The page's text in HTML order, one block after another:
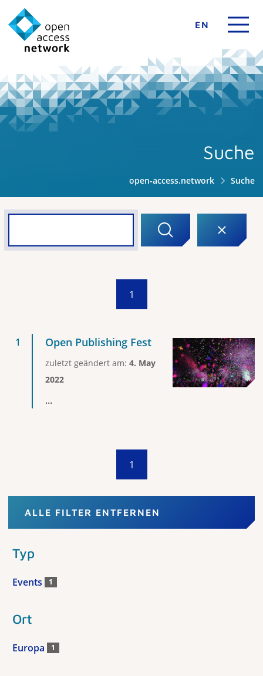
EN
Suche
open-access.network Suche
1
Open Publishing Fest
zuletzt geändert am: 4. May
2022
...
1
ALLE FILTER ENTFERNEN
Typ
Events 1
Ort
Europa 1